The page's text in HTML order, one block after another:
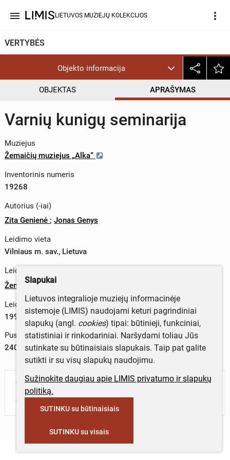
menu LIETUVOS MUZIEJŲ KOLEKCIJOS more_vert
VERTYBĖS
Objekto informacija
OBJEKTAS APRAŠYMAS
Varnių kunigų seminarija
Muziejus
Žemaičių muziejus „Alka“
Inventorinis numeris
19268
Autorius (-iai)
Zita Genienė ; Jonas Genys
Leidimo vieta
Vilniaus m. sav., Lietuva
Leidykla
Žemaičių kultūros draugija
Leidimo metai
1999 m.
Puslapių skaičius
240
Turite daugiau informacijos apie objektą?
Parašykite mums!
Slapukai
Lietuvos integralioje muziejų informacinėje
sistemoje (LIMIS) naudojami keturi pagrindiniai
slapukų (angl. cookies) tipai: būtinieji, funkciniai,
statistiniai ir rinkodariniai. Naršydami toliau Jūs
sutinkate su būtinaisiais slapukais. Taip pat galite
sutikti ir su visų slapukų naudojimu.
Sužinokite daugiau apie LIMIS privatumo ir slapukų
politiką.
SUTINKU su būtinaisiais
SUTINKU su visais